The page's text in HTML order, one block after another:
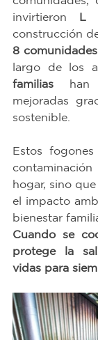
invirtieron L
construcción
8
largo de los
familias han
mejoradas
sostenible.
Estos
hogar, sino
el impacto
bienestar
Cuando se
protege la
vidas para